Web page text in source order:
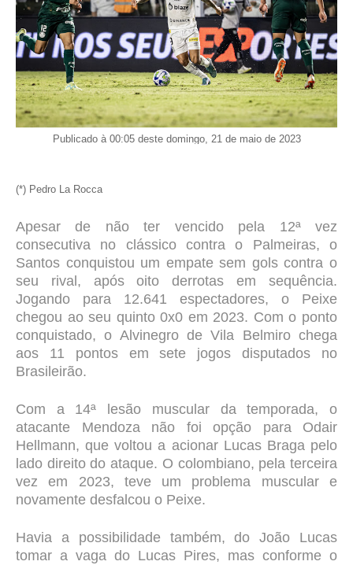
Publicado à 00:05 deste domingo, 21 de maio de 2023
(*) Pedro La Rocca
Apesar de não ter vencido pela 12ª vez
consecutiva no clássico contra o Palmeiras, o
Santos conquistou um empate sem gols contra o
seu rival, após oito derrotas em sequência.
Jogando para 12.641 espectadores, o Peixe
chegou ao seu quinto 0x0 em 2023. Com o ponto
conquistado, o Alvinegro de Vila Belmiro chega
aos 11 pontos em sete jogos disputados no
Brasileirão.
Com a 14ª lesão muscular da temporada, o
atacante Mendoza não foi opção para Odair
Hellmann, que voltou a acionar Lucas Braga pelo
lado direito do ataque. O colombiano, pela terceira
vez em 2023, teve um problema muscular e
novamente desfalcou o Peixe.
Havia a possibilidade também, do João Lucas
tomar a vaga do Lucas Pires, mas conforme o